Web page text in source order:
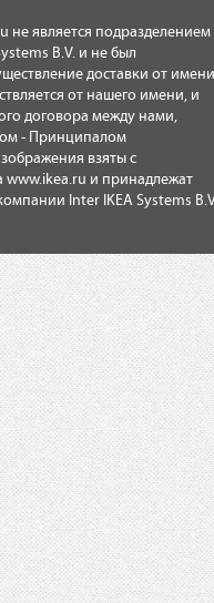
не является подразделением
B.V. и не был
доставки от имени
от нашего имени, и
договора между нами,
- Принципалом
взяты с
www.ikea.ru и принадлежат
Inter IKEA Systems